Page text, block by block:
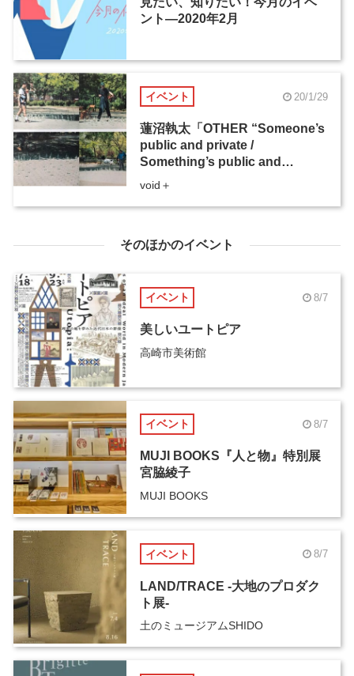
ント―2020年2月
イベント 20/1/29
蓮沼執太「OTHER “Someone’s
public and private /
Something’s public and
private”」
void＋
そのほかのイベント
イベント 8/7
美しいユートピア
高崎市美術館
イベント 8/7
MUJI BOOKS『人と物』特別展
宮脇綾子
MUJI BOOKS
イベント 8/7
LAND/TRACE -大地のプロダク
ト展-
土のミュージアムSHIDO